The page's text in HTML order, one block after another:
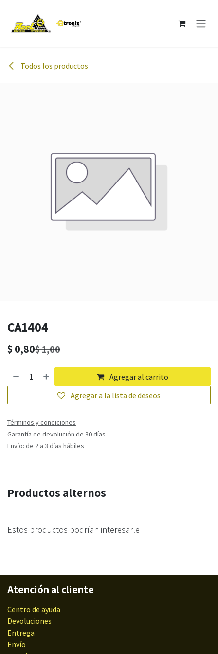
Todos los productos
CA1404
$ 0,80$1,00
Agregar al carrito
Agregar a la lista de deseos
Términos y condiciones
Garantía de devolución de 30 días.
Envío: de 2 a 3 días hábiles
Productos alternos
Estos productos podrían interesarle
Atención al cliente
Centro de ayuda
Devoluciones
Entrega
Envío